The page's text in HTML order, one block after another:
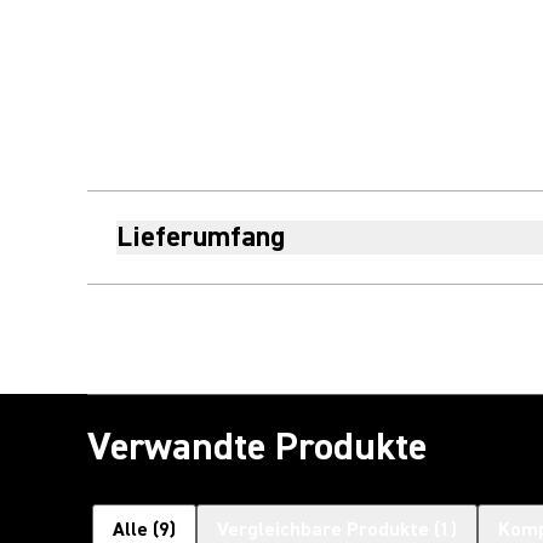
Lieferumfang
Verwandte Produkte
Alle (9)